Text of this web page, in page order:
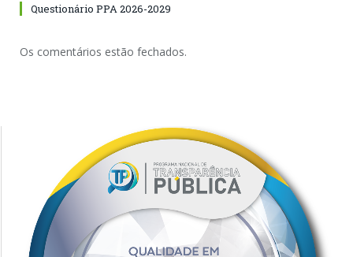
Questionário PPA 2026-2029
Os comentários estão fechados.